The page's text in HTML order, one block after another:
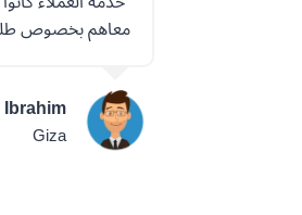
معاهم بخصوص
Giza